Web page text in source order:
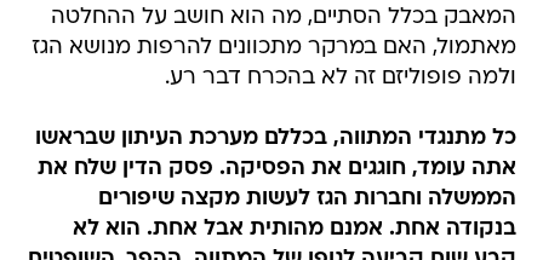
המאבק בכלל הסתיים, מה הוא חושב על ההחלטה
מאתמול, האם במרקר מתכוונים להרפות מנושא הגז
ולמה פופוליזם זה לא בהכרח דבר רע.
כל מתנגדי המתווה, בכללם מערכת העיתון שבראשו
אתה עומד, חוגגים את הפסיקה. פסק הדין שלח את
הממשלה וחברות הגז לעשות מקצה שיפורים
בנקודה אחת. אמנם מהותית אבל אחת. הוא לא